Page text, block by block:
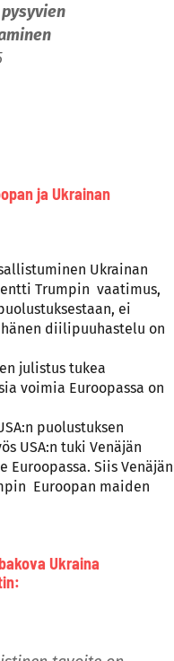
ja Ukrainan
Ukrainan
Trumpin vaatimus,
ei
diilipuuhastelu on
julistus tukea
voimia Euroopassa on
puolustuksen
USA:n tuki Venäjän
Siis Venäjän
Euroopan maiden
Ukraina